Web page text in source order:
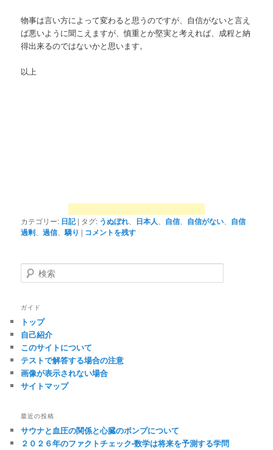
物事は言い方によって変わると思うのですが、自信がないと言え
ば悪いように聞こえますが、慎重とか堅実と考えれば、成程と納
得出来るのではないかと思います。
以上
カテゴリー: 日記 | タグ: うぬぼれ 日本人 自信、 自信がない
自信
過剰 、過信、驕り | コメントを残す
検
索
ガイド
トップ
自己紹介
このサイトについて
テストで解答する場合の注意
画像が表示されない場合
サイトマップ
最近の投稿
サウナと血圧の関係と心臓のポンプについて
２０２６年のファクトチェック-数学は将来を予測する学問